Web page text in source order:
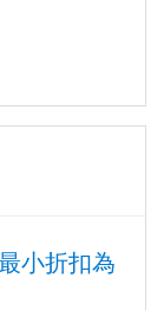
小折扣為